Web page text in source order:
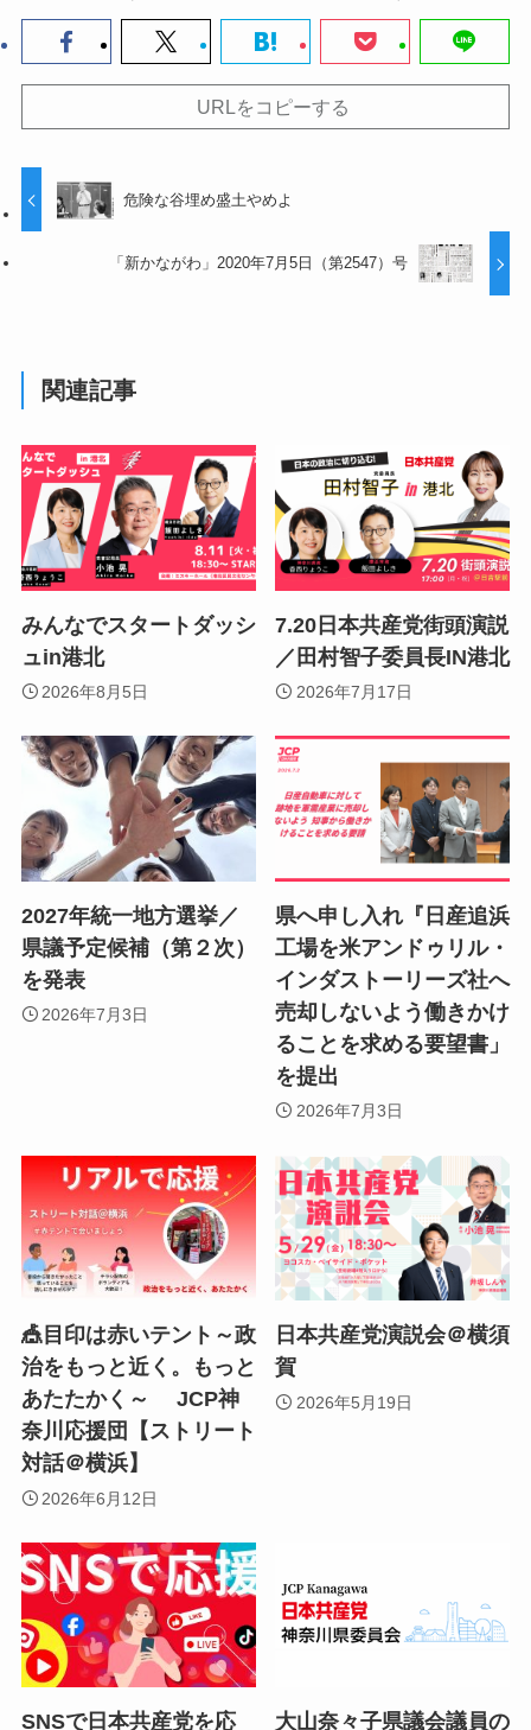
URLをコピーする
危険な谷埋め盛土やめよ
「新かながわ」2020年7月5日（第2547）号
関連記事
みんなでスタートダッシ
ュin港北
2026年8月5日
7.20日本共産党街頭演説
／田村智子委員長IN港北
2026年7月17日
2027年統一地方選挙／
県議予定候補（第２次）
を発表
2026年7月3日
県へ申し入れ『日産追浜
工場を米アンドゥリル・
インダストーリーズ社へ
売却しないよう働きかけ
ることを求める要望書」
を提出
2026年7月3日
🎪目印は赤いテント～政
治をもっと近く。もっと
あたたかく～ JCP神
奈川応援団【ストリート
対話＠横浜】
2026年6月12日
日本共産党演説会＠横須
賀
2026年5月19日
SNSで日本共産党を応
大山奈々子県議会議員の